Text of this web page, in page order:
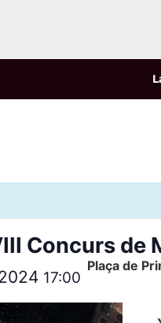
Concurs de
17:00
Plaça de